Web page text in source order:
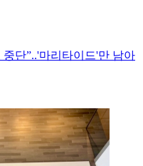
단”..'마리타이드'만 남아